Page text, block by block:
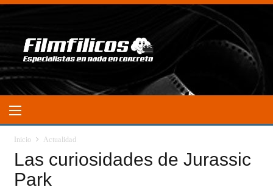
Inicio Actualidad
Las curiosidades de Jurassic
Park